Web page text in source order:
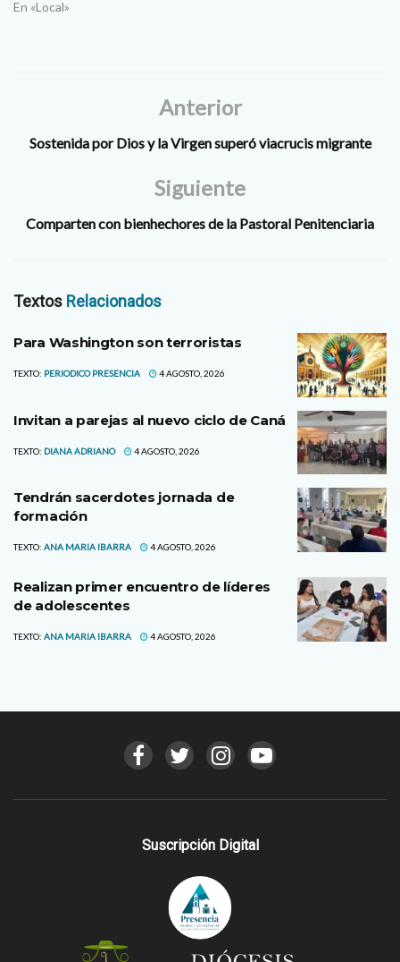
En «Local»
Anterior
Sostenida por Dios y la Virgen superó viacrucis migrante
Siguiente
Comparten con bienhechores de la Pastoral Penitenciaria
Textos Relacionados
Para Washington son terroristas
TEXTO: PERIODICO PRESENCIA 4 AGOSTO, 2026
Invitan a parejas al nuevo ciclo de Caná
TEXTO: DIANA ADRIANO 4 AGOSTO, 2026
Tendrán sacerdotes jornada de
formación
TEXTO: ANA MARIA IBARRA 4 AGOSTO, 2026
Realizan primer encuentro de líderes
de adolescentes
TEXTO: ANA MARIA IBARRA 4 AGOSTO, 2026
Suscripción Digital